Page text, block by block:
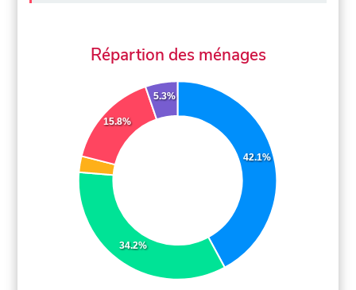
Répartion des ménages
42.1%
34.2%
15.8%
5.3%